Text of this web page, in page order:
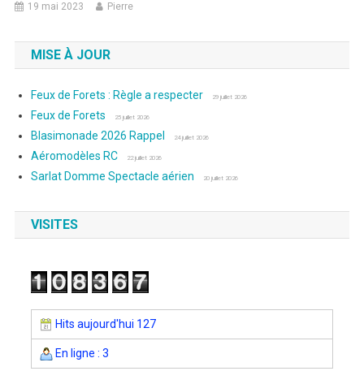
19 mai 2023 Pierre
MISE À JOUR
Feux de Forets : Règle a respecter 29 juillet 2026
Feux de Forets 25 juillet 2026
Blasimonade 2026 Rappel 24 juillet 2026
Aéromodèles RC 22 juillet 2026
Sarlat Domme Spectacle aérien 20 juillet 2026
VISITES
Hits aujourd'hui 127
En ligne : 3